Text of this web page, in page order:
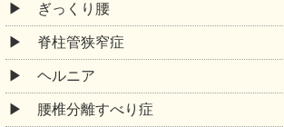
ぎっくり腰
脊柱管狭窄症
ヘルニア
腰椎分離すべり症